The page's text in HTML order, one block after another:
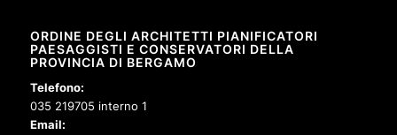
ORDINE DEGLI ARCHITETTI PIANIFICATORI
PAESAGGISTI E CONSERVATORI DELLA
PROVINCIA DI BERGAMO
Telefono:
035 219705 interno 1
Email: